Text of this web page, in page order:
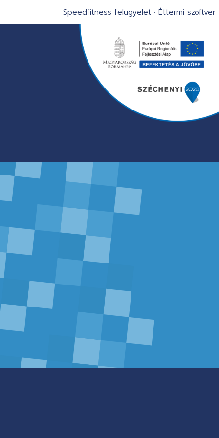
Speedfitness felügyelet ·Éttermi szoftver